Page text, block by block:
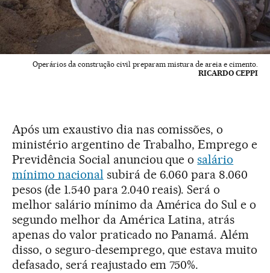
Operários da construção civil preparam mistura de areia e cimento.
RICARDO CEPPI
Após um exaustivo dia nas comissões, o
ministério argentino de Trabalho, Emprego e
Previdência Social anunciou que osalário
mínimo nacional subirá de 6.060 para 8.060
pesos (de 1.540 para 2.040 reais). Será o
melhor salário mínimo da América do Sul e o
segundo melhor da América Latina, atrás
apenas do valor praticado no Panamá. Além
disso, o seguro-desemprego, que estava muito
defasado, será reajustado em 750%.